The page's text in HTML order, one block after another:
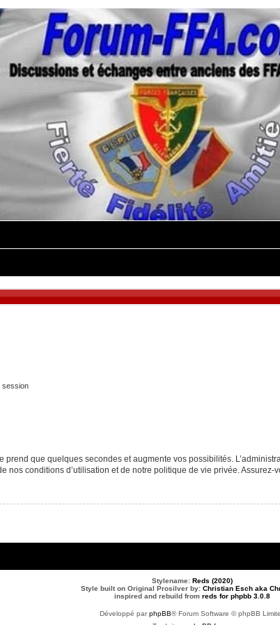
session
prend que quelques secondes et augmente vos possibilités.
nos conditions d’utilisation et de notre politique de vie privée. Assurez-
Stylename: Reds (2020)
Style built on Original Prosilver by: Christian Esch aka
inspired and rebuild from reds for phpbb 3.0.8
Développé parphpBB® Forum Software © phpBB